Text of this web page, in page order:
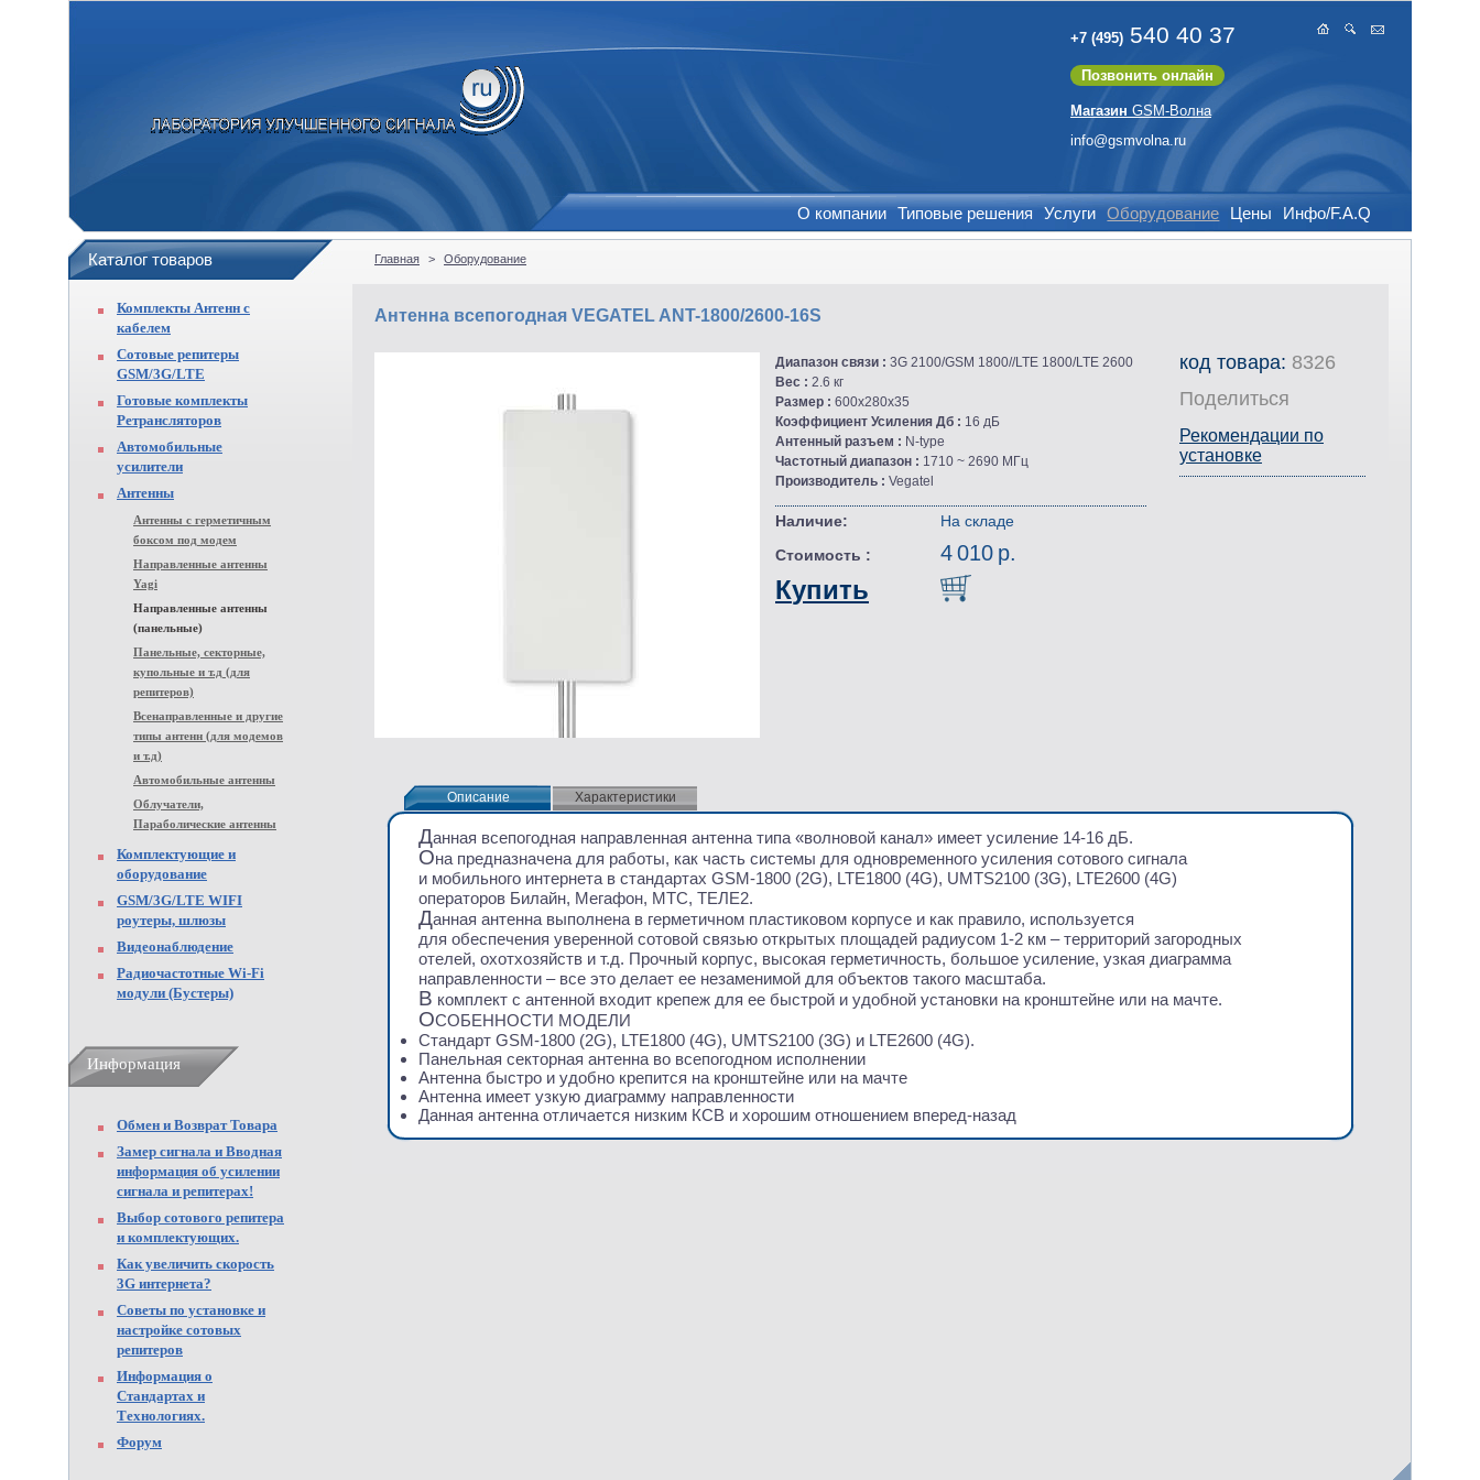
+7 (495) 540 40 37
Позвонить онлайн
Магазин GSM-Волна
info@gsmvolna.ru
О компании Типовые решения Услуги Оборудование Цены Инфо/F.A.Q
Каталог товаров
Комплекты Антенн с
кабелем
Сотовые репитеры
GSM/3G/LTE
Готовые комплекты
Ретрансляторов
Автомобильные
усилители
Антенны
Антенны с герметичным
боксом под модем
Направленные антенны
Yagi
Направленные антенны
(панельные)
Панельные, секторные,
купольные и т.д (для
репитеров)
Всенаправленные и другие
типы антенн (для модемов
и т.д)
Автомобильные антенны
Облучатели,
Параболические антенны
Комплектующие и
оборудование
GSM/3G/LTE WIFI
роутеры, шлюзы
Видеонаблюдение
Радиочастотные Wi-Fi
модули (Бустеры)
Информация
Обмен и Возврат Товара
Замер сигнала и Вводная
информация об усилении
сигнала и репитерах!
Выбор сотового репитера
и комплектующих.
Как увеличить скорость
3G интернета?
Советы по установке и
настройке сотовых
репитеров
Информация о
Стандартах и
Технологиях.
Форум
Главная > Оборудование
Антенна всепогодная VEGATEL ANT-1800/2600-16S
Диапазон связи : 3G 2100/GSM 1800//LTE 1800/LTE 2600
Вес : 2.6 кг
Размер : 600х280х35
Коэффициент Усиления Дб : 16 дБ
Антенный разъем : N-type
Частотный диапазон : 1710 ~ 2690 МГц
Производитель : Vegatel
Наличие:
На складе
Стоимость :
4 010 р.
Купить
код товара: 8326
Поделиться
Рекомендации по
установке
Описание
Описание Характеристики
Данная всепогодная направленная антенна типа «волновой канал» имеет усиление 14-16 дБ.
Она предназначена для работы, как часть системы для одновременного усиления сотового сигнала
и мобильного интернета в стандартах GSM-1800 (2G), LTE1800 (4G), UMTS2100 (3G), LTE2600 (4G)
операторов Билайн, Мегафон, МТС, ТЕЛЕ2.
Данная антенна выполнена в герметичном пластиковом корпусе и как правило, используется
для обеспечения уверенной сотовой связью открытых площадей радиусом 1-2 км – территорий загородных
отелей, охотхозяйств и т.д. Прочный корпус, высокая герметичность, большое усиление, узкая диаграмма
направленности – все это делает ее незаменимой для объектов такого масштаба.
В комплект с антенной входит крепеж для ее быстрой и удобной установки на кронштейне или на мачте.
ОСОБЕННОСТИ МОДЕЛИ
Стандарт GSM-1800 (2G), LTE1800 (4G), UMTS2100 (3G) и LTE2600 (4G).
Панельная секторная антенна во всепогодном исполнении
Антенна быстро и удобно крепится на кронштейне или на мачте
Антенна имеет узкую диаграмму направленности
Данная антенна отличается низким КСВ и хорошим отношением вперед-назад